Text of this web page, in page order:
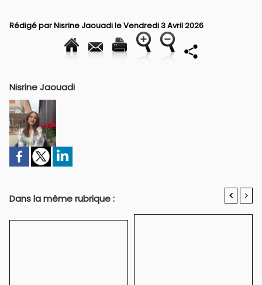
Rédigé parNisrine Jaouadile Vendredi 3 Avril 2026
Nisrine Jaouadi
Dans la même rubrique : < >